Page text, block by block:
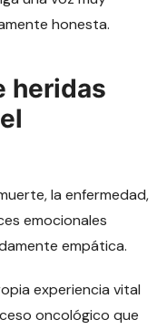
honesta.
heridas
la enfermedad,
emocionales
empática.
experiencia vital
oncológico que